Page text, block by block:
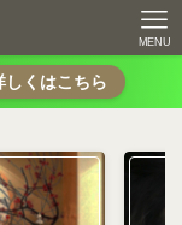
MENU
しくはこちら